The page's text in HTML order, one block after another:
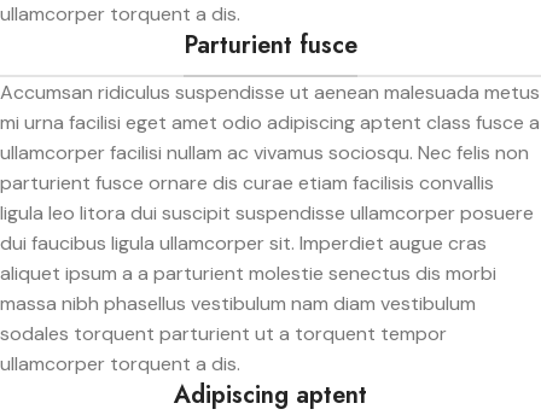
ullamcorper torquent a dis.
Parturient fusce
Accumsan ridiculus suspendisse ut aenean malesuada metus
mi urna facilisi eget amet odio adipiscing aptent class fusce a
ullamcorper facilisi nullam ac vivamus sociosqu. Nec felis non
parturient fusce ornare dis curae etiam facilisis convallis
ligula leo litora dui suscipit suspendisse ullamcorper posuere
dui faucibus ligula ullamcorper sit. Imperdiet augue cras
aliquet ipsum a a parturient molestie senectus dis morbi
massa nibh phasellus vestibulum nam diam vestibulum
sodales torquent parturient ut a torquent tempor
ullamcorper torquent a dis.
Adipiscing aptent